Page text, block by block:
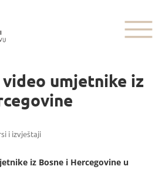
video umjetnike iz
i izvještaji
iz Bosne i Hercegovine u